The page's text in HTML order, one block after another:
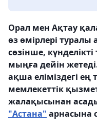
Орал мен Ақтау
өз өмірлері
сөзінше,
мыңға дейін
ақша еліміздегі ең
мемлекеттік
жалақысынан
"Астана" арнасына